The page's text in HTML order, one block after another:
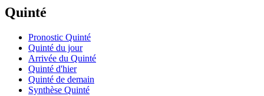
Quinté
Pronostic Quinté
Quinté du jour
Arrivée du Quinté
Quinté d'hier
Quinté de demain
Synthèse Quinté